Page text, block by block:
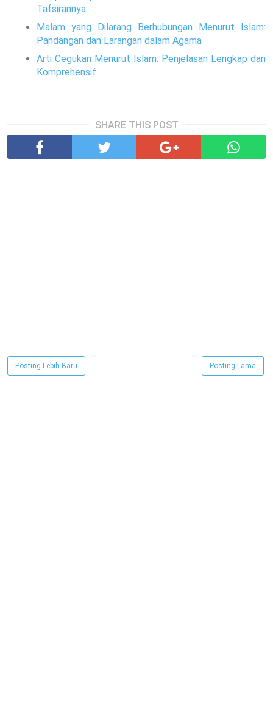
Tafsirannya
Malam yang Dilarang Berhubungan Menurut Islam:
Pandangan dan Larangan dalam Agama
Arti Cegukan Menurut Islam: Penjelasan Lengkap dan
Komprehensif
SHARE THIS POST
Posting Lebih Baru Posting Lama